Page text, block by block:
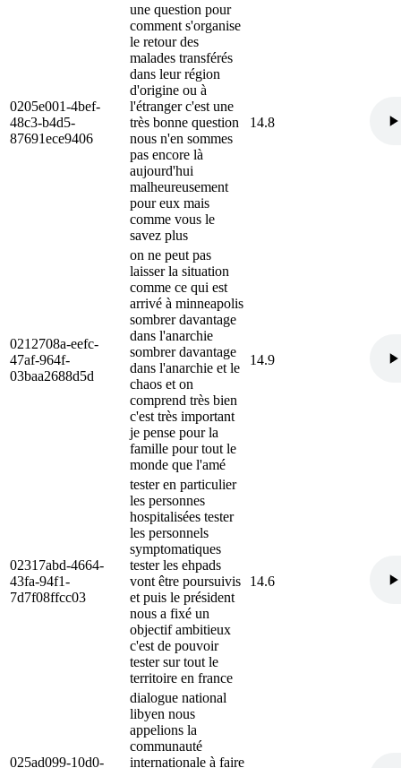
0205e001-4bef-
48c3-b4d5-
87691ece9406
une question pour
comment s'organise
le retour des
malades transférés
dans leur région
d'origine ou à
l'étranger c'est une
très bonne question
nous n'en sommes
pas encore là
aujourd'hui
malheureusement
pour eux mais
comme vous le
savez plus
14.8
0212708a-eefc-
47af-964f-
03baa2688d5d
on ne peut pas
laisser la situation
comme ce qui est
arrivé à minneapolis
sombrer davantage
dans l'anarchie
sombrer davantage
dans l'anarchie et le
chaos et on
comprend très bien
c'est très important
je pense pour la
famille pour tout le
monde que l'amé
14.9
02317abd-4664-
43fa-94f1-
7d7f08ffcc03
tester en particulier
les personnes
hospitalisées tester
les personnels
symptomatiques
tester les ehpads
vont être poursuivis
et puis le président
nous a fixé un
objectif ambitieux
c'est de pouvoir
tester sur tout le
territoire en france
14.6
025ad099-10d0-
dialogue national
libyen nous
appelions la
communauté
internationale à faire